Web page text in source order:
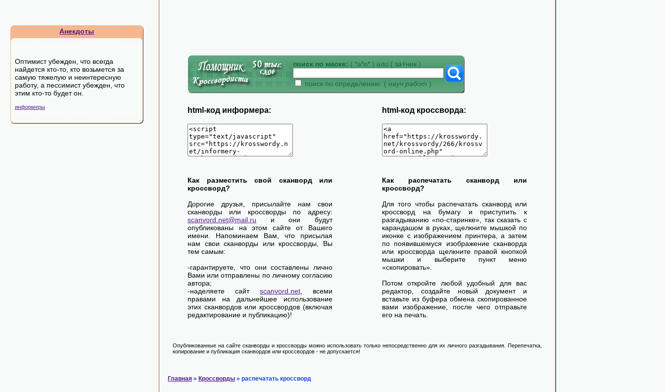
Анекдоты
Оптимист убежден, что всегда
найдется кто-то, кто возьмется за
самую тяжелую и неинтересную
работу, а пессимист убежден, что
этим кто-то будет он.
информеры
поиск по маске: ( *а*о* ) или ( за+ник )
поиск по определению: ( науч работ )
html-код информера: html-код кроссворда:
Как разместить свой сканворд или
кроссворд?
Дорогие друзья, присылайте нам свои
сканворды или кроссворды по адресу:
scanvord.net@mail.ru и они будут
опубликованы на этом сайте от Вашего
имени. Напоминаем Вам, что присылая
нам свои сканворды или кроссворды, Вы
тем самым:
-гарантируете, что они составлены лично
Вами или отправлены по личному согласию
автора;
-наделяете сайт scanvord.net , всеми
правами на дальнейшее использование
этих сканвордов или кроссвордов (включая
редактирование и публикацию)!
Как распечатать сканворд или
кроссворд?
Для того чтобы распечатать сканворд или
кроссворд на бумагу и приступить к
разгадыванию «по-старинке», так сказать с
карандашом в руках, щелкните мышкой по
иконке с изображением принтера, а затем
по появившемуся изображение сканворда
или кроссворда щелкните правой кнопкой
мышки и выберите пункт меню
«скопировать».
Потом откройте любой удобный для вас
редактор, создайте новый документ и
вставьте из буфера обмена скопированное
вами изображение, после чего отправьте
его на печать.
Опубликованные на сайте сканворды и кроссворды можно использовать только непосредственно для их личного разгадывания. Перепечатка,
копирование и публикация сканвордов или кроссвордов - не допускается!
Главная » Кроссворды » распечатать кроссворд